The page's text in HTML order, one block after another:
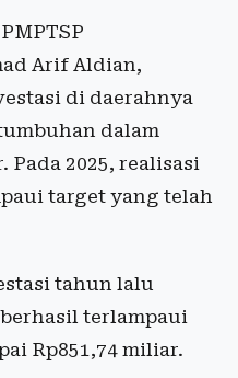
Arif Aldian,
di daerahnya
dalam
2025, realisasi
target yang telah
tahun lalu
berhasil terlampaui
Rp851,74 miliar.